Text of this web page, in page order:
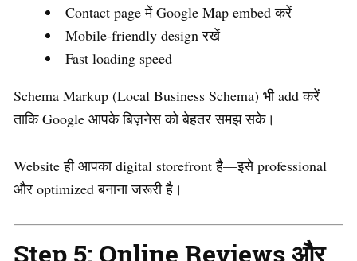
Contact page में Google Map embed करें
Mobile-friendly design रखें
Fast loading speed
Schema Markup (Local Business Schema) भी add करें
ताकि Google आपके बिज़नेस को बेहतर समझ सके।
Website ही आपका digital storefront है—इसे professional
और optimized बनाना जरूरी है।
Step 5: Online Reviews और